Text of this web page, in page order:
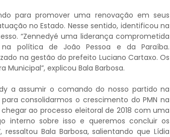
para promover uma renovação em seus
no Estado. Nesse sentido, identificou na
“Zennedyé uma liderança comprometida
política de João Pessoa e da Paraíba.
na gestão do prefeito Luciano Cartaxo. Os
explicou Bala Barbosa.
a assumir o comando do nosso partido na
consolidarmos o crescimento do PMN na
ao processo eleitoral de 2018 com uma
interno sobre isso e queremos concluir os
Bala Barbosa, salientando que Lídia